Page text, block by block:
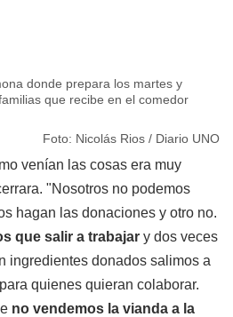
donde prepara los martes y
que recibe en el comedor
Foto: Nicolás Rios / Diario UNO
venían las cosas era muy
"Nosotros no podemos
hagan las donaciones y otro no.
que salir a trabajar y dos veces
ingredientes donados salimos a
quienes quieran colaborar.
no vendemos la vianda a la